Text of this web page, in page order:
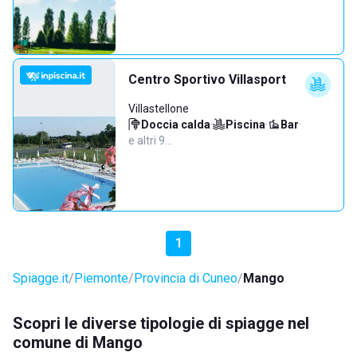
Centro Sportivo Villasport
Villastellone
Doccia calda· Piscina· Bar·
e altri 9…
1
Spiagge.it Piemonte Provincia di Cuneo Mango
Scopri le diverse tipologie di spiagge nel
comune di Mango